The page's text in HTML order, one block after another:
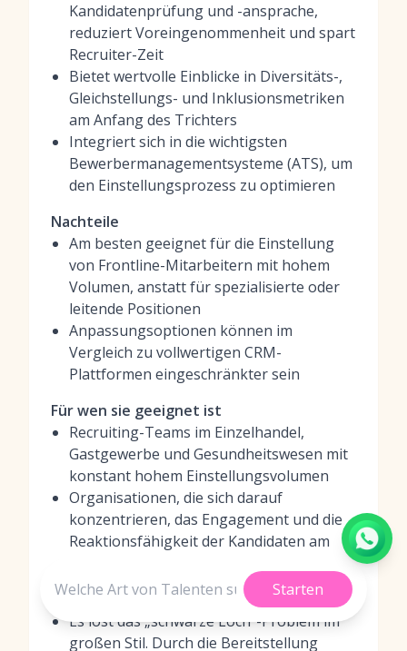
Kandidatenprüfung und -ansprache,
reduziert Voreingenommenheit und spart
Recruiter-Zeit
Bietet wertvolle Einblicke in Diversitäts-,
Gleichstellungs- und Inklusionsmetriken
am Anfang des Trichters
Integriert sich in die wichtigsten
Bewerbermanagementsysteme (ATS), um
den Einstellungsprozess zu optimieren
Nachteile
Am besten geeignet für die Einstellung
von Frontline-Mitarbeitern mit hohem
Volumen, anstatt für spezialisierte oder
leitende Positionen
Anpassungsoptionen können im
Vergleich zu vollwertigen CRM-
Plattformen eingeschränkter sein
Für wen sie geeignet ist
Recruiting-Teams im Einzelhandel,
Gastgewerbe und Gesundheitswesen mit
konstant hohem Einstellungsvolumen
Organisationen, die sich darauf
konzentrieren, das Engagement und die
Reaktionsfähigkeit der Kandidaten am
Warum wir sie lieben
Es löst das „schwarze Loch“-Problem im
großen Stil. Durch die Bereitstellung
Starten